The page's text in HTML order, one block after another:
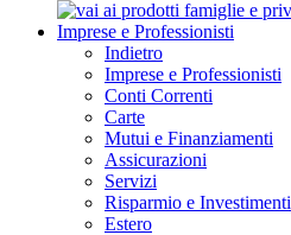
Imprese e Professionisti
Indietro
Imprese e Professionisti
Conti Correnti
Carte
Mutui e Finanziamenti
Assicurazioni
Servizi
Risparmio e Investimenti
Estero